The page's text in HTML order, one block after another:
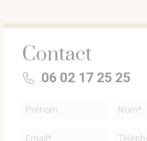
Contact
06 02 17 25 25